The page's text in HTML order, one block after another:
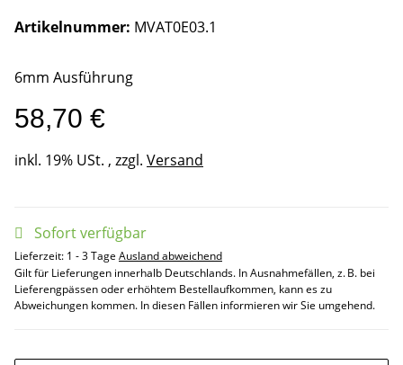
Artikelnummer: MVAT0E03.1
6mm Ausführung
58,70 €
inkl. 19% USt. , zzgl. Versand
Sofort verfügbar
Lieferzeit: 1 - 3 Tage Ausland abweichend
Gilt für Lieferungen innerhalb Deutschlands. In Ausnahmefällen, z. B. bei
Lieferengpässen oder erhöhtem Bestellaufkommen, kann es zu
Abweichungen kommen. In diesen Fällen informieren wir Sie umgehend.